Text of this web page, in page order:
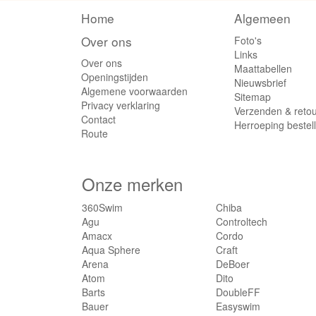
Bee Seen
Bioracer
Bones
Botas (6)
BurrKill (1)
CadoMotus (26)
Cairn
Chiba (4)
Controltech
Cordo
Craft
DeBoer (2)
Dito
DoubleFF
Easyswim
Home
Over ons
Over ons
Openingstijden
Algemene voorwaarden
Privacy verklaring
Contact
Route
Algemeen
Foto's
Links
Maattabellen
Nieuwsbrief
Sitemap
Verzenden &
Herroeping
Onze merken
360Swim
Agu
Amacx
Aqua Sphere
Arena
Atom
Barts
Bauer
Chiba
Controltech
Cordo
Craft
DeBoer
Dito
DoubleFF
Easyswim